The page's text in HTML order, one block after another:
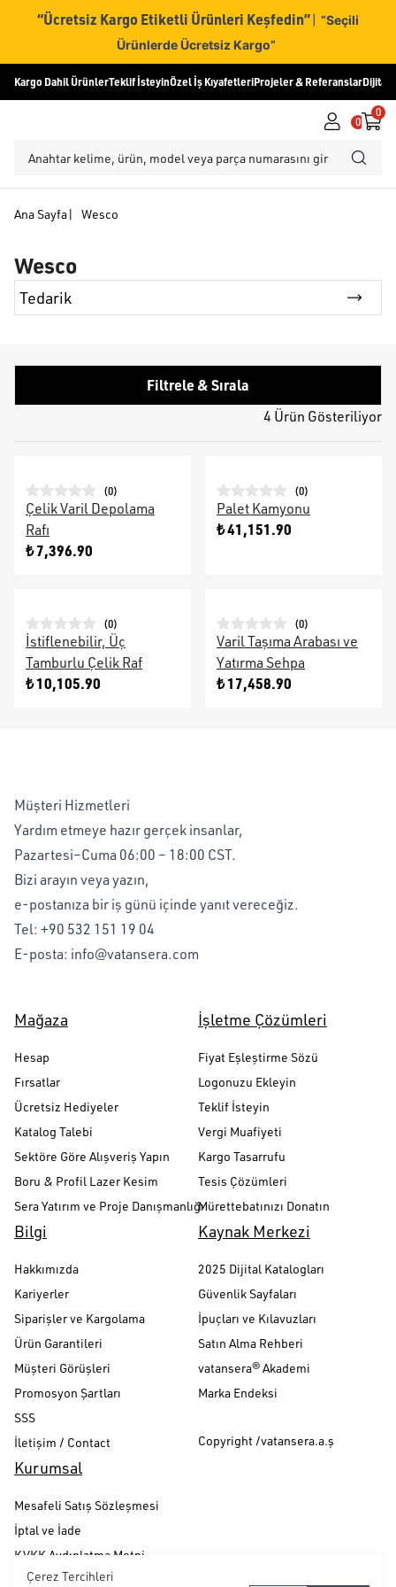
Çerez Tercihleri
“Ücretsiz Kargo Etiketli Ürünleri Keşfedin” | “Seçili
Ürünlerde Ücretsiz Kargo”
Kargo Dahil ÜrünlerTeklif İsteyinÖzel İş KıyafetleriProjeler & ReferanslarDijital
0
0
Ana Sayfa| Wesco
Wesco
Tedarik
Filtrele & Sırala
4 Ürün Gösteriliyor
(0)
Çelik Varil Depolama
Rafı
₺ 7,396.90
(0)
Palet Kamyonu
₺ 41,151.90
(0)
İstiflenebilir, Üç
Tamburlu Çelik Raf
₺ 10,105.90
(0)
Varil Taşıma Arabası ve
Yatırma Sehpa
₺ 17,458.90
Müşteri Hizmetleri
Yardım etmeye hazır gerçek insanlar,
Pazartesi–Cuma 06:00 – 18:00 CST.
Bizi arayın veya yazın,
e-postanıza bir iş günü içinde yanıt vereceğiz.
Tel: +90 532 151 19 04
E-posta: info@vatansera.com
Mağaza
Hesap
Fırsatlar
Ücretsiz Hediyeler
Katalog Talebi
Sektöre Göre Alışveriş Yapın
Boru & Profil Lazer Kesim
Sera Yatırım ve Proje Danışmanlığı
İşletme Çözümleri
Fiyat Eşleştirme Sözü
Logonuzu Ekleyin
Teklif İsteyin
Vergi Muafiyeti
Kargo Tasarrufu
Tesis Çözümleri
Mürettebatınızı Donatın
Bilgi
Hakkımızda
Kariyerler
Siparişler ve Kargolama
Ürün Garantileri
Müşteri Görüşleri
Promosyon Şartları
SSS
İletişim / Contact
Kaynak Merkezi
2025 Dijital Katalogları
Güvenlik Sayfaları
İpuçları ve Kılavuzları
Satın Alma Rehberi
vatansera® Akademi
Marka Endeksi
Copyright /vatansera.a.ş
Kurumsal
Mesafeli Satış Sözleşmesi
İptal ve İade
KVKK Aydınlatma Metni
Gizlilik ve Güvenlik Politikası